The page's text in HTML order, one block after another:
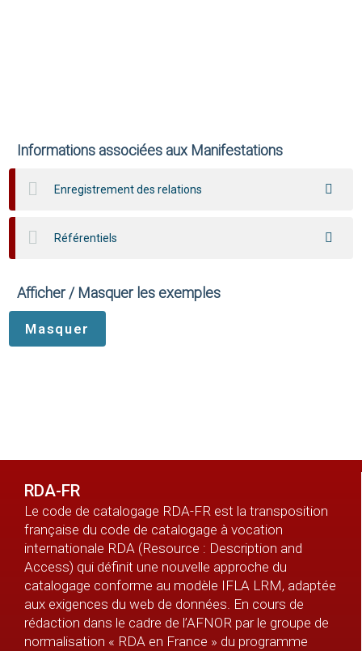
Informations associées aux Manifestations
Enregistrement des relations
Référentiels
Afficher / Masquer les exemples
RDA-FR
Le code de catalogage RDA-FR est la transposition
française du code de catalogage à vocation
internationale RDA (Resource : Description and
Access) qui définit une nouvelle approche du
catalogage conforme au modèle IFLA LRM, adaptée
aux exigences du web de données. En cours de
rédaction dans le cadre de l’AFNOR par le groupe de
normalisation « RDA en France » du programme